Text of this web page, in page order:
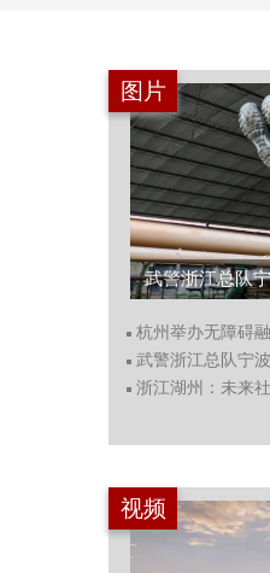
图片
杭州举办无障碍
武警浙江总队宁
浙江湖州：未来
视频